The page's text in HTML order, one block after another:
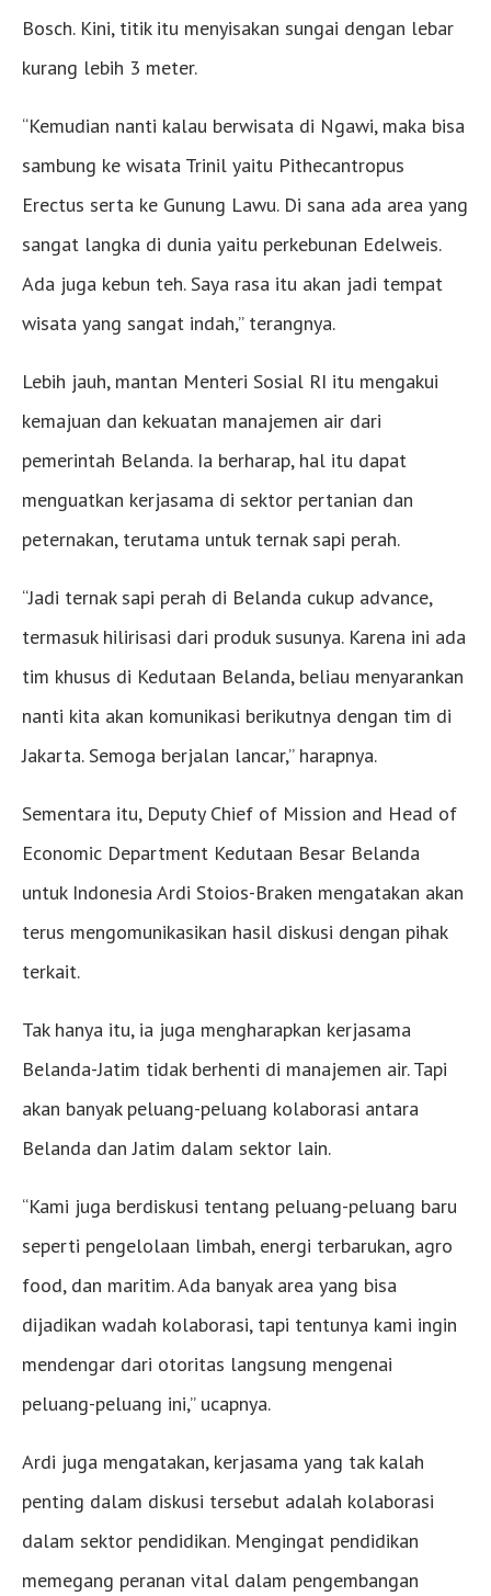
Bosch. Kini, titik itu menyisakan sungai dengan lebar
kurang lebih 3 meter.
“Kemudian nanti kalau berwisata di Ngawi, maka bisa
sambung ke wisata Trinil yaitu Pithecantropus
Erectus serta ke Gunung Lawu. Di sana ada area yang
sangat langka di dunia yaitu perkebunan Edelweis.
Ada juga kebun teh. Saya rasa itu akan jadi tempat
wisata yang sangat indah,” terangnya.
Lebih jauh, mantan Menteri Sosial RI itu mengakui
kemajuan dan kekuatan manajemen air dari
pemerintah Belanda. Ia berharap, hal itu dapat
menguatkan kerjasama di sektor pertanian dan
peternakan, terutama untuk ternak sapi perah.
“Jadi ternak sapi perah di Belanda cukup advance,
termasuk hilirisasi dari produk susunya. Karena ini ada
tim khusus di Kedutaan Belanda, beliau menyarankan
nanti kita akan komunikasi berikutnya dengan tim di
Jakarta. Semoga berjalan lancar,” harapnya.
Sementara itu, Deputy Chief of Mission and Head of
Economic Department Kedutaan Besar Belanda
untuk Indonesia Ardi Stoios-Braken mengatakan akan
terus mengomunikasikan hasil diskusi dengan pihak
terkait.
Tak hanya itu, ia juga mengharapkan kerjasama
Belanda-Jatim tidak berhenti di manajemen air. Tapi
akan banyak peluang-peluang kolaborasi antara
Belanda dan Jatim dalam sektor lain.
“Kami juga berdiskusi tentang peluang-peluang baru
seperti pengelolaan limbah, energi terbarukan, agro
food, dan maritim. Ada banyak area yang bisa
dijadikan wadah kolaborasi, tapi tentunya kami ingin
mendengar dari otoritas langsung mengenai
peluang-peluang ini,” ucapnya.
Ardi juga mengatakan, kerjasama yang tak kalah
penting dalam diskusi tersebut adalah kolaborasi
dalam sektor pendidikan. Mengingat pendidikan
memegang peranan vital dalam pengembangan